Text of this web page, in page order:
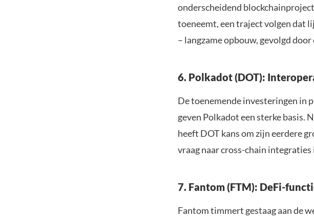
onderscheidend
toeneemt, een traject volgen dat
– langzame opbouw, gevolgd
6. Polkadot (DOT):
De toenemende investeringen in
geven Polkadot een sterke basis.
heeft DOT kans om zijn eerdere
vraag naar cross-chain
7. Fantom (FTM): DeFi-
Fantom timmert gestaag aan de